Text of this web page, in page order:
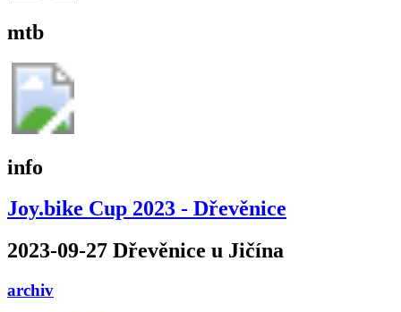
mtb
info
Joy.bike Cup 2023 - Dřevěnice
2023-09-27 Dřevěnice u Jičína
archiv